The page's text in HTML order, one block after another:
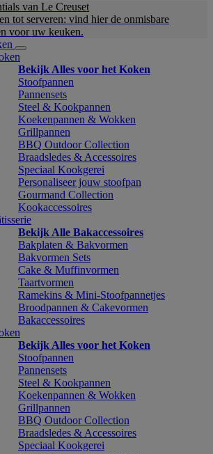
van Le Creuset
tot serveren: vind hier de onmisbare
voor uw keuken.
Bekijk Alles voor het Koken
Stoofpannen
Pannensets
Steel & Kookpannen
Koekenpannen & Wokken
Grillpannen
BBQ Outdoor Collection
Braadsledes & Accessoires
Speciaal Kookgerei
Personaliseer jouw stoofpan
Gourmand Collection
Kookaccessoires
Bekijk Alle Bakaccessoires
Bakplaten & Bakvormen
Bakvormen Sets
Cake & Muffinvormen
Taartvormen
Ramekins & Mini-Stoofpannetjes
Broodpannen & Cakevormen
Bakaccessoires
Bekijk Alles voor het Koken
Stoofpannen
Pannensets
Steel & Kookpannen
Koekenpannen & Wokken
Grillpannen
BBQ Outdoor Collection
Braadsledes & Accessoires
Speciaal Kookgerei